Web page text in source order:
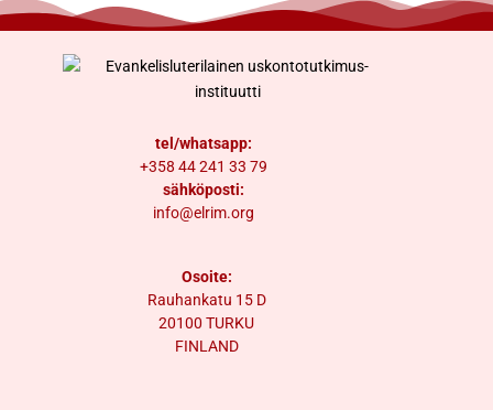
tel/whatsapp:
+358 44 241 33 79
sähköposti:
info@elrim.org
Osoite:
Rauhankatu 15 D
20100 TURKU
FINLAND